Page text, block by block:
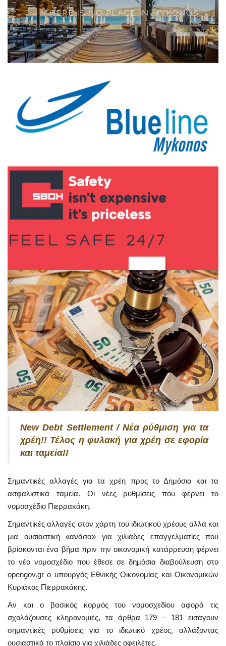
Γλώσσα
Ελληνικά English
New Debt Settlement / Νέα ρύθμιση για τα
χρέη!! Τέλος η φυλακή για χρέη σε εφορία
και ταμεία!!
Σημαντικές αλλαγές για τα χρέη προς το Δημόσιο και τα
ασφαλιστικά ταμεία. Οι νέες ρυθμίσεις που φέρνει το
νομοσχέδιο Πιερρακάκη.
Σημαντικές αλλαγές στον χάρτη του ιδιωτικού χρέους αλλά και
μια ουσιαστική «ανάσα» για χιλιάδες επαγγελματίες που
βρίσκονται ένα βήμα πριν την οικονομική κατάρρευση φέρνει
το νέο νομοσχέδιο που έθεσε σε δημόσια διαβούλευση στο
opengov.gr ο υπουργός Εθνικής Οικονομίας και Οικονομικών
Κυριάκος Πιερρακάκης.
Αν και ο βασικός κορμός του νομοσχεδίου αφορά τις
σχολάζουσες κληρονομιές, τα άρθρα 179 – 181 εισάγουν
σημαντικές ρυθμίσεις για το ιδιωτικό χρέος, αλλάζοντας
ουσιαστικά το πλαίσιο για χιλιάδες οφειλέτες.